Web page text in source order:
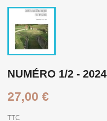
NUMÉRO 1/2 - 2024
27,00 €
TTC